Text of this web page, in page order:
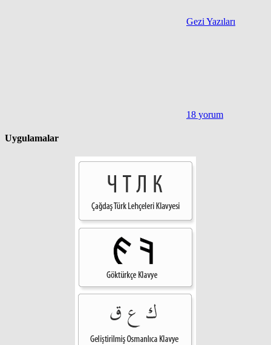
Gezi Yazıları
18 yorum
Uygulamalar